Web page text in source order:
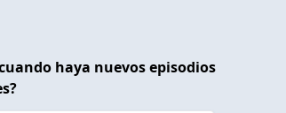
haya nuevos episodios